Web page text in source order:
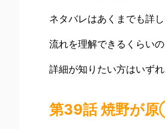
ネタバレはあくまでも詳
流れを理解できるくらい
詳細が知りたい方はいず
第39話 焼野が